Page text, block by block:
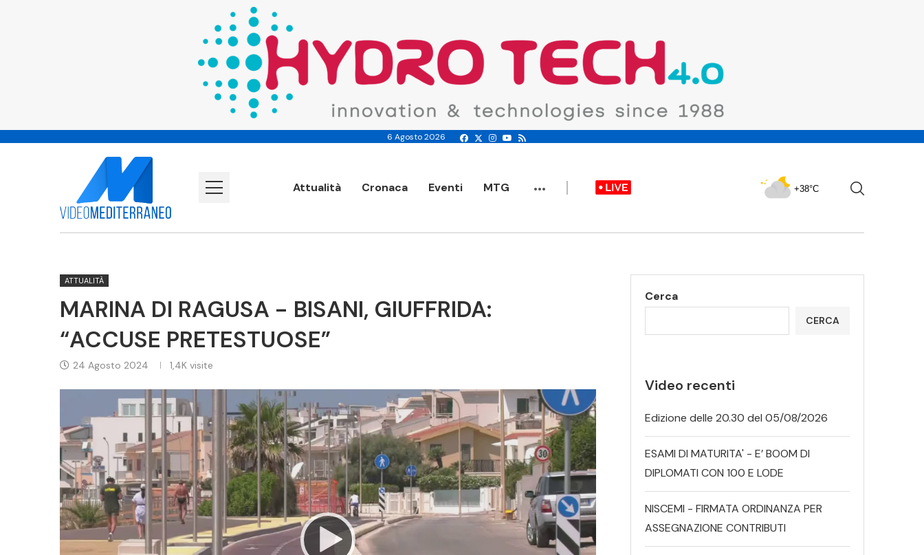
6 Agosto 2026
Attualità Cronaca Eventi MTG ... +38°C
ATTUALITÀ
MARINA DI RAGUSA - BISANI, GIUFFRIDA:
“ACCUSE PRETESTUOSE”
24 Agosto 2024 1,4K visite
Player
Cerca
CERCA
Video recenti
Edizione delle 20.30 del 05/08/2026
ESAMI DI MATURITA' - E’ BOOM DI
DIPLOMATI CON 100 E LODE
NISCEMI - FIRMATA ORDINANZA PER
ASSEGNAZIONE CONTRIBUTI